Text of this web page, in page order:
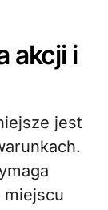
akcji i
jest
miejscu